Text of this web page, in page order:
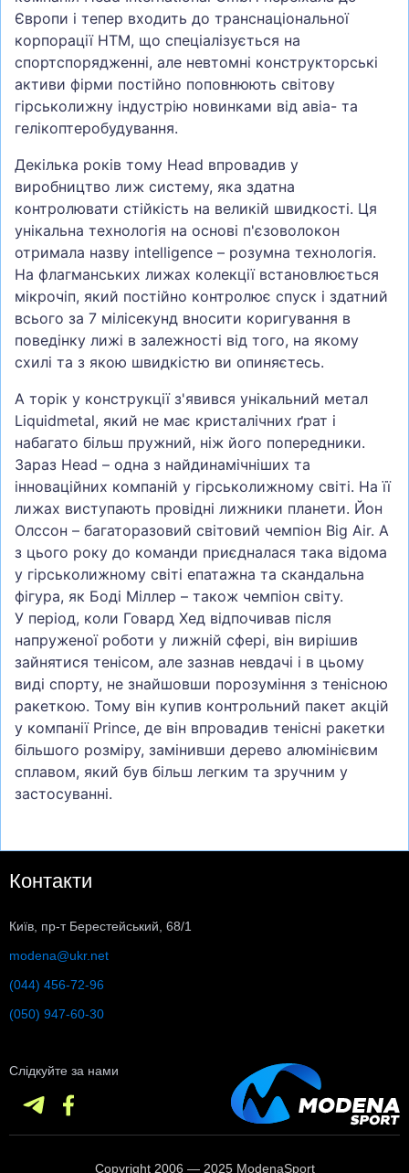
Європи і тепер входить до транснаціональної
корпорації HTM, що спеціалізується на
спортспорядженні, але невтомні конструкторські
активи фірми постійно поповнюють світову
гірськолижну індустрію новинками від авіа- та
гелікоптеробудування.
Декілька років тому Head впровадив у
виробництво лиж систему, яка здатна
контролювати стійкість на великій швидкості. Ця
унікальна технологія на основі п'єзоволокон
отримала назву intelligence – розумна технологія.
На флагманських лижах колекції встановлюється
мікрочіп, який постійно контролює спуск і здатний
всього за 7 мілісекунд вносити коригування в
поведінку лижі в залежності від того, на якому
схилі та з якою швидкістю ви опиняєтесь.
А торік у конструкції з'явився унікальний метал
Liquidmetal, який не має кристалічних ґрат і
набагато більш пружний, ніж його попередники.
Зараз Head – одна з найдинамічніших та
інноваційних компаній у гірськолижному світі. На її
лижах виступають провідні лижники планети. Йон
Олссон – багаторазовий світовий чемпіон Big Air. А
з цього року до команди приєдналася така відома
у гірськолижному світі епатажна та скандальна
фігура, як Боді Міллер – також чемпіон світу.
У період, коли Говард Хед відпочивав після
напруженої роботи у лижній сфері, він вирішив
зайнятися тенісом, але зазнав невдачі і в цьому
виді спорту, не знайшовши порозуміння з тенісною
ракеткою. Тому він купив контрольний пакет акцій
у компанії Prince, де він впровадив тенісні ракетки
більшого розміру, замінивши дерево алюмінієвим
сплавом, який був більш легким та зручним у
застосуванні.
Контакти
Київ, пр-т Берестейський, 68/1
modena@ukr.net
(044) 456-72-96
(050) 947-60-30
Слідкуйте за нами
Copyright 2006 — 2025 ModenaSport